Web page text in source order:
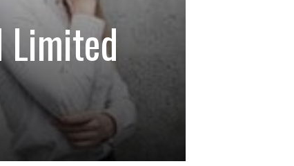
Limited